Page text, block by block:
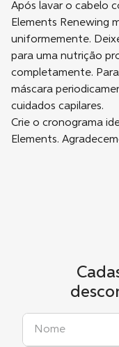
Após lavar o cabelo
Elements Renewing
uniformemente.
para uma nutrição
completamente.
máscara
cuidados capilares.
Crie o cronograma
Elements.